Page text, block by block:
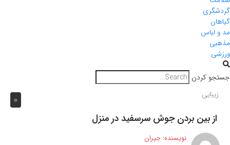
گردشگری
گیاهان
مد و لباس
مذهبی
ورزشی
جستجو کردن
0 زیبایی
از بین بردن جوش سرسفید در منزل
نویسنده: جیران